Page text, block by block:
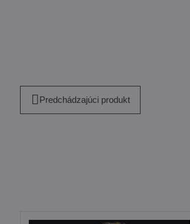
Predchádzajúci produkt